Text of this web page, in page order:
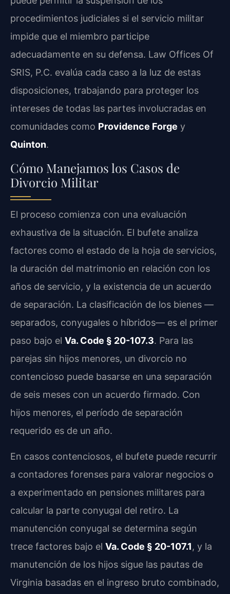
procedimientos judiciales si el servicio militar
impide que el miembro participe
adecuadamente en su defensa. Law Offices Of
SRIS, P.C. evalúa cada caso a la luz de estas
disposiciones, trabajando para proteger los
intereses de todas las partes involucradas en
comunidades como Providence Forge y
Quinton.
Cómo Manejamos los Casos de
Divorcio Militar
El proceso comienza con una evaluación
exhaustiva de la situación. El bufete analiza
factores como el estado de la hoja de servicios,
la duración del matrimonio en relación con los
años de servicio, y la existencia de un acuerdo
de separación. La clasificación de los bienes —
separados, conyugales o híbridos— es el primer
paso bajo el Va. Code § 20-107.3. Para las
parejas sin hijos menores, un divorcio no
contencioso puede basarse en una separación
de seis meses con un acuerdo firmado. Con
hijos menores, el período de separación
requerido es de un año.
En casos contenciosos, el bufete puede recurrir
a contadores forenses para valorar negocios o
a experimentado en pensiones militares para
calcular la parte conyugal del retiro. La
manutención conyugal se determina según
trece factores bajo el Va. Code § 20-107.1, y la
manutención de los hijos sigue las pautas de
Virginia basadas en el ingreso bruto combinado,